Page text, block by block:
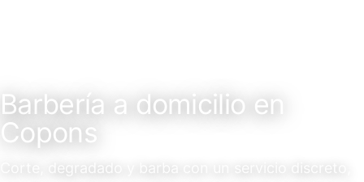
Barbería a domicilio en
Copons
Corte, degradado y barba con un servicio discreto,